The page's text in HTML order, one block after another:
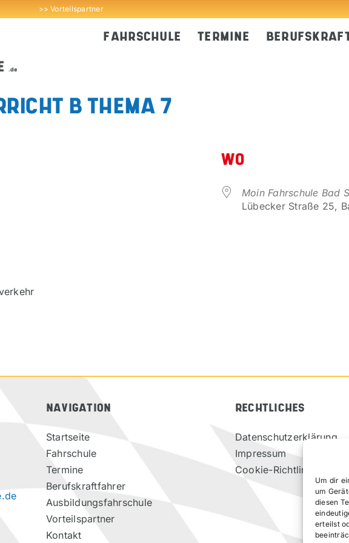
Um dir
um
diesen
erteilst
>> Vorteilspartner
FAHRSCHULE TERMINE
B THEMA 7
WO
Moin Fahrschule Bad
Lübecker Straße 25,
NAVIGATION
Startseite
Fahrschule
Termine
Berufskraftfahrer
Ausbildungsfahrschule
Vorteilspartner
Kontakt
RECHTLICHES
Datenschutzerklärung
Impressum
Cookie-Richtlinie (EU)